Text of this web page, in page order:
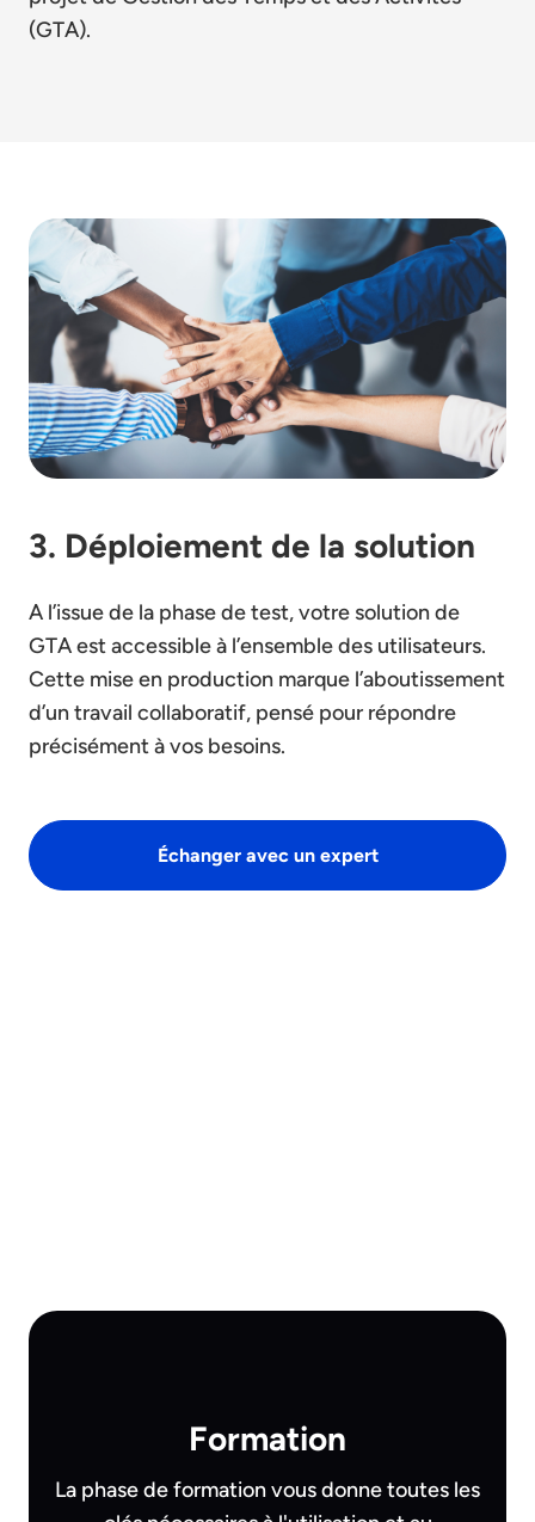
(GTA).
3. Déploiement de la solution
A l’issue de la phase de test, votre solution de
GTA est accessible à l’ensemble des utilisateurs.
Cette mise en production marque l’aboutissement
d’un travail collaboratif, pensé pour répondre
précisément à vos besoins.
Échanger avec un expert
Formation
La phase de formation vous donne toutes les